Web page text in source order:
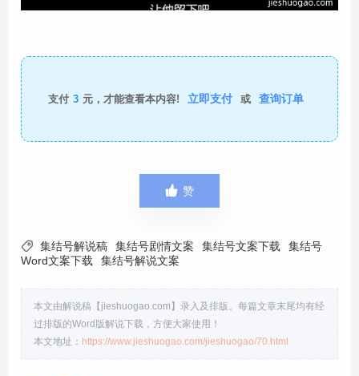
支付 3 元，才能查看本内容! 立即支付 或 查询订单
 赞
 集结号解说稿 集结号剧情文案 集结号文案下载
集结号
Word文案下载
集结号解说文案
本文由解说稿【jieshuogao.com】录入及排版。每篇文章末尾均有经
过排版的Word版解说下载，方便大家使用！
本文地址： https://www.jieshuogao.com/jieshuogao/70.html